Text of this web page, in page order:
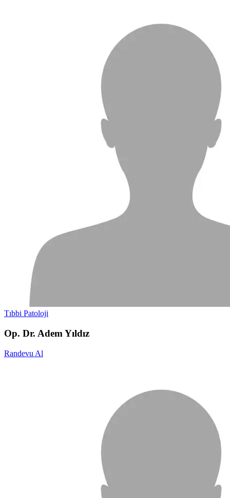
Tıbbi Patoloji
Op. Dr. Adem Yıldız
Randevu Al